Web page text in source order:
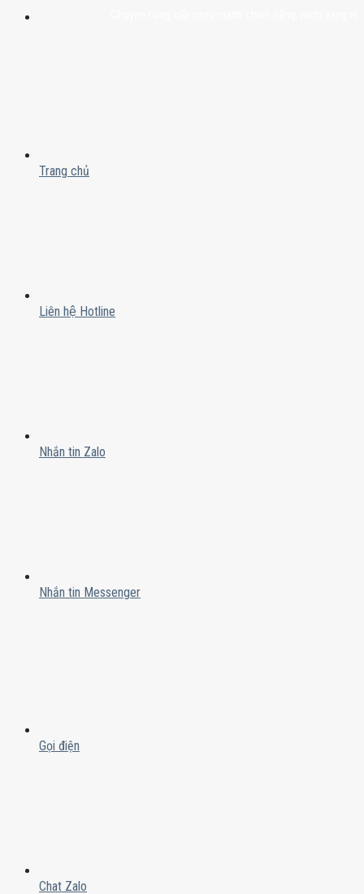
Trang chủ
Liên hệ Hotline
Nhắn tin Zalo
Nhắn tin Messenger
Gọi điện
Chat Zalo